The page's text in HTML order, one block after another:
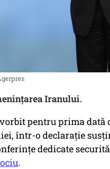
Iranului.
pentru prima dată
într-o declarație
dedicate
.